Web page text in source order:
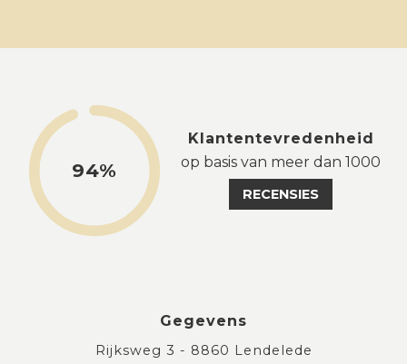
94%
Klantentevredenheid
op basis van meer dan 1000
RECENSIES
Gegevens
Rijksweg 3 - 8860 Lendelede